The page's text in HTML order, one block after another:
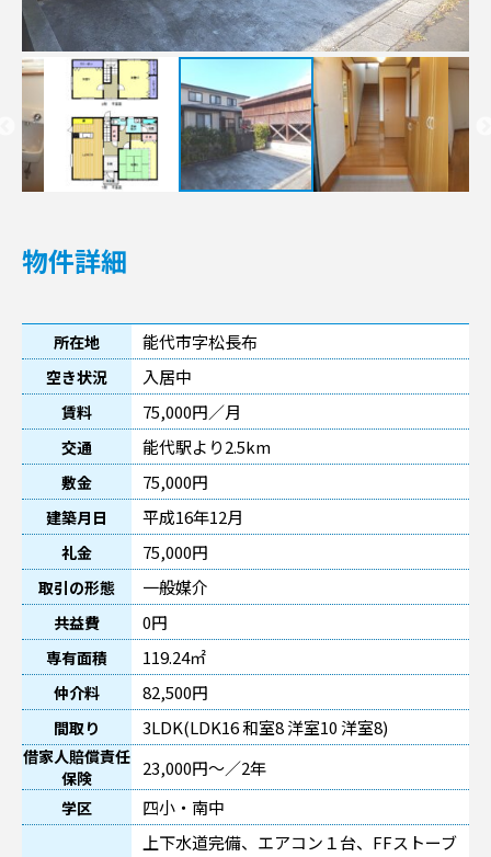
物件詳細
所在地 能代市字松長布
空き状況 入居中
賃料 75,000円／月
交通 能代駅より2.5km
敷金 75,000円
建築月日 平成16年12月
礼金 75,000円
取引の形態 一般媒介
共益費 0円
専有面積 119.24㎡
仲介料 82,500円
間取り 3LDK(LDK16 和室8 洋室10 洋室8)
借家人賠償責任
保険
23,000円～／2年
学区
四小・南中
上下水道完備、エアコン１台、FFストーブ